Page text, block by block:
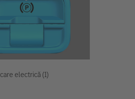
electrică (1)